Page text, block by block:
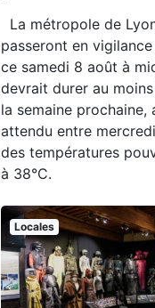
La métropole de
passeront en
ce samedi 8 août à
devrait durer au moins
la semaine prochaine,
attendu entre
des températures
à 38°C.
Locales